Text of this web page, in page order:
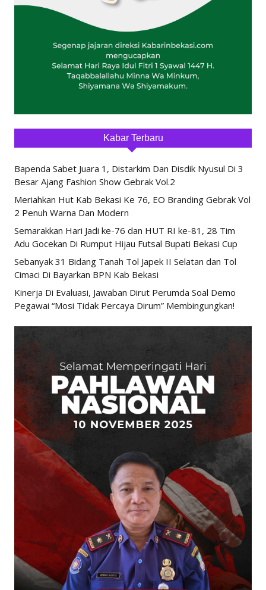
Kabar Terbaru
Bapenda Sabet Juara 1, Distarkim Dan Disdik Nyusul Di 3
Besar Ajang Fashion Show Gebrak Vol.2
Meriahkan Hut Kab Bekasi Ke 76, EO Branding Gebrak Vol
2 Penuh Warna Dan Modern
Semarakkan Hari Jadi ke-76 dan HUT RI ke-81, 28 Tim
Adu Gocekan Di Rumput Hijau Futsal Bupati Bekasi Cup
Sebanyak 31 Bidang Tanah Tol Japek II Selatan dan Tol
Cimaci Di Bayarkan BPN Kab Bekasi
Kinerja Di Evaluasi, Jawaban Dirut Perumda Soal Demo
Pegawai “Mosi Tidak Percaya Dirum” Membingungkan!